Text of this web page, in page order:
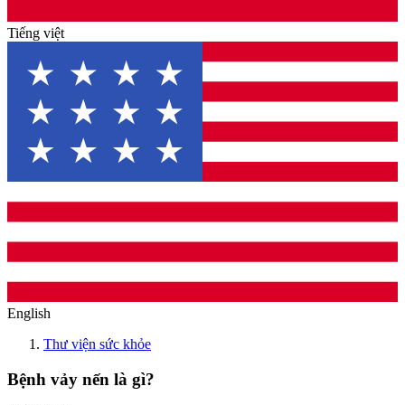
Tiếng việt
English
Thư viện sức khỏe
Bệnh vảy nến là gì?